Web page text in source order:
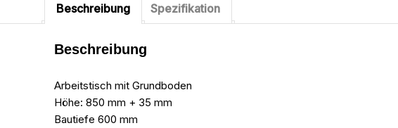
Beschreibung Spezifikation
Beschreibung
Arbeitstisch mit Grundboden
Höhe: 850 mm + 35 mm
Bautiefe 600 mm